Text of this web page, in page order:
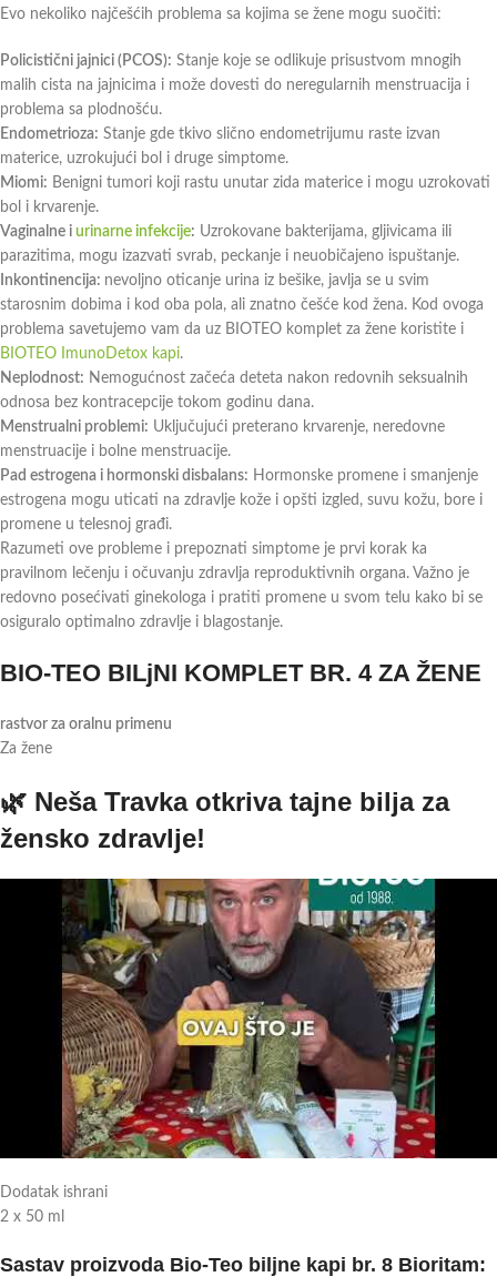
Evo nekoliko najčešćih problema sa kojima se žene mogu suočiti:
Policistični jajnici (PCOS): Stanje koje se odlikuje prisustvom mnogih
malih cista na jajnicima i može dovesti do neregularnih menstruacija i
problema sa plodnošću.
Endometrioza: Stanje gde tkivo slično endometrijumu raste izvan
materice, uzrokujući bol i druge simptome.
Miomi: Benigni tumori koji rastu unutar zida materice i mogu uzrokovati
bol i krvarenje.
Vaginalne i urinarne infekcije: Uzrokovane bakterijama, gljivicama ili
parazitima, mogu izazvati svrab, peckanje i neuobičajeno ispuštanje.
Inkontinencija: nevoljno oticanje urina iz bešike, javlja se u svim
starosnim dobima i kod oba pola, ali znatno češće kod žena. Kod ovoga
problema savetujemo vam da uz BIOTEO komplet za žene koristite i
BIOTEO ImunoDetox kapi.
Neplodnost: Nemogućnost začeća deteta nakon redovnih seksualnih
odnosa bez kontracepcije tokom godinu dana.
Menstrualni problemi: Uključujući preterano krvarenje, neredovne
menstruacije i bolne menstruacije.
Pad estrogena i hormonski disbalans: Hormonske promene i smanjenje
estrogena mogu uticati na zdravlje kože i opšti izgled, suvu kožu, bore i
promene u telesnoj građi.
Razumeti ove probleme i prepoznati simptome je prvi korak ka
pravilnom lečenju i očuvanju zdravlja reproduktivnih organa. Važno je
redovno posećivati ginekologa i pratiti promene u svom telu kako bi se
osiguralo optimalno zdravlje i blagostanje.
BIO-TEO BILjNI KOMPLET BR. 4 ZA ŽENE
rastvor za oralnu primenu
Za žene
🌿 Neša Travka otkriva tajne bilja za
žensko zdravlje!
Dodatak ishrani
2 x 50 ml
Sastav proizvoda Bio-Teo biljne kapi br. 8 Bioritam: